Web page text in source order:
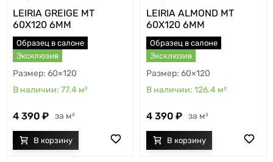
LEIRIA GREIGE MT
60X120 6MM
Образец в салоне
Эксклюзив
60×120
77.4 м²
4 390 м²
LEIRIA ALMOND MT
60X120 6MM
Образец в салоне
Эксклюзив
60×120
126.4 м²
4 390 м²